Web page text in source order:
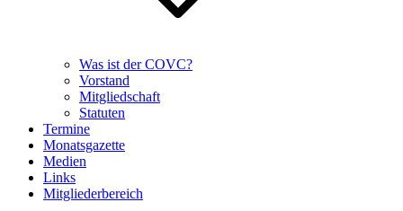
Was ist der COVC?
Vorstand
Mitgliedschaft
Statuten
Termine
Monatsgazette
Medien
Links
Mitgliederbereich